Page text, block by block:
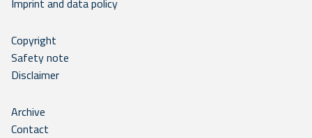
Imprint and data policy
Copyright
Safety note
Disclaimer
Archive
Contact